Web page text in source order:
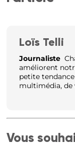
Loïs Telli
Journaliste
améliorent
petite
multimédia, de
Vous